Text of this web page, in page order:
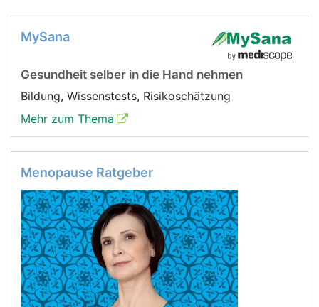
MySana
Gesundheit selber in die Hand nehmen
Bildung, Wissenstests, Risikoschätzung
Mehr zum Thema
Menopause Ratgeber